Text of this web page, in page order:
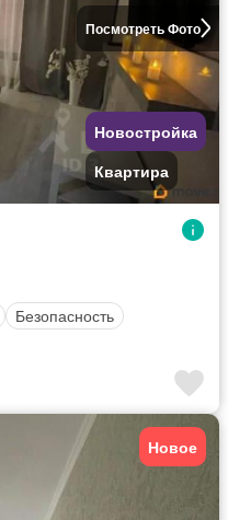
Посмотреть Фото
Новостройка
Квартира
Безопасность
Новое